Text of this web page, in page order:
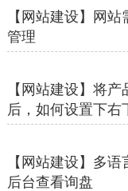
【网站建设】网
管理
【网站建设】将
后，如何设置下右
【网站建设】多
后台查看询盘